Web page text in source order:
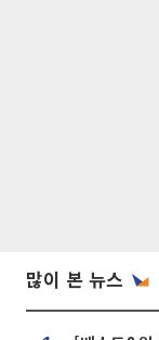
많이 본 뉴스